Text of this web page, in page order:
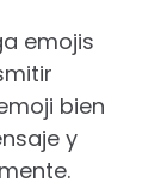
emojis
bien
y